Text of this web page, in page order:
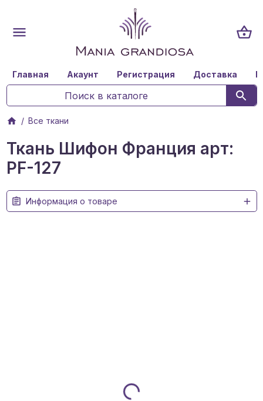
Главная Акаунт Регистрация Доставка
Все ткани
Ткань Шифон Франция арт:
PF-127
Информация о товаре